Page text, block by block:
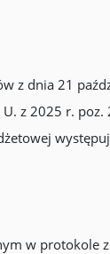
z dnia 21
z 2025 r. poz.
w protokole